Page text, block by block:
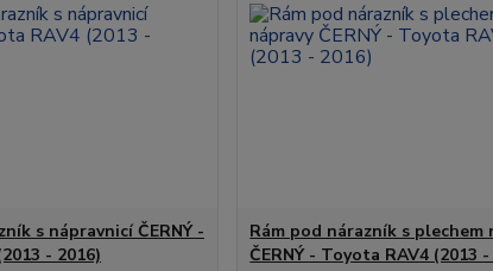
s nápravnicí ČERNÝ -
- 2016)
Rám pod nárazník s plechem
ČERNÝ - Toyota RAV4 (2013 -